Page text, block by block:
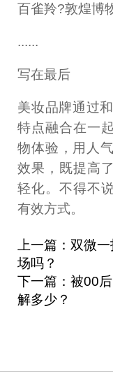
百雀羚?敦煌博
......
写在最后
美妆品牌通过
特点融合在一
物体验，用人
效果，既提高
轻化。不得不
有效方式。
上一篇：双微
场吗？
下一篇：被00
解多少？